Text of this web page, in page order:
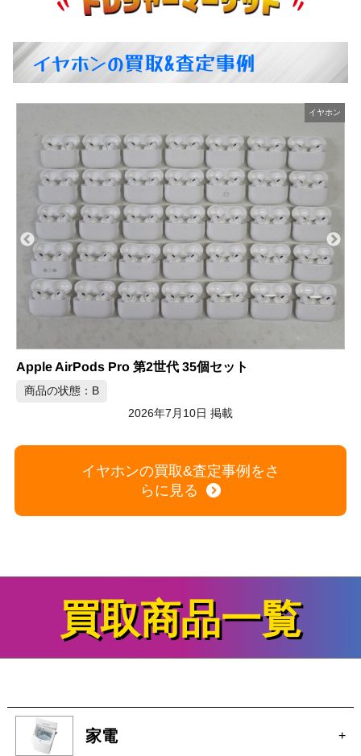
イヤホンの買取&査定事例
イヤホン
Apple AirPods Pro 第2世代 AirPods3 AirPods4 30個セット
2026年7月10日 掲載
イヤホンの買取&査定事例をさ
時計 +